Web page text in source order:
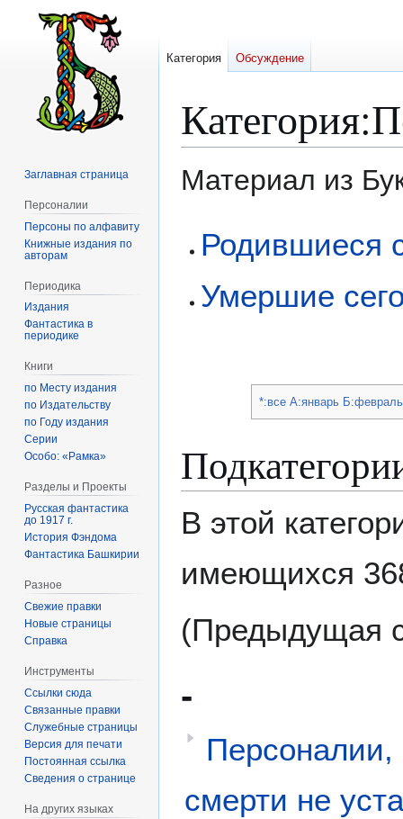
Категория:
Материал из
Родившиеся
Умершие
*:все А:январь Б:февраль
В этой
имеющихся
(Предыдущая
-
Персоналии,
смерти не
Категория Обсуждение
Заглавная страница
Персоналии
Персоны по алфавиту
Книжные издания по
авторам
Периодика
Издания
Фантастика в
периодике
Книги
по Месту издания
по Издательству
по Году издания
Серии
Особо: «Рамка»
Разделы и Проекты
Русская фантастика
до 1917 г.
История Фэндома
Фантастика Башкирии
Разное
Свежие правки
Новые страницы
Справка
Инструменты
Ссылки сюда
Связанные правки
Служебные страницы
Версия для печати
Постоянная ссылка
Сведения о странице
На других языках